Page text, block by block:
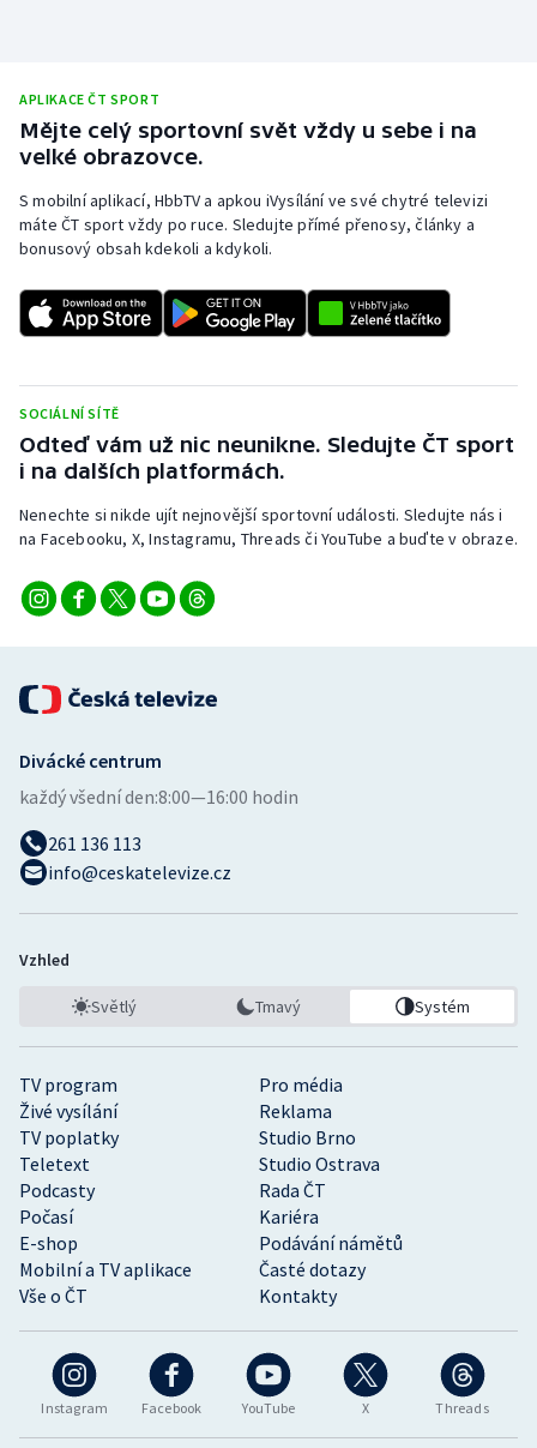
Ragby
Rychlobruslení
Rychlostní kanoistika
Sportovní střelba
Stolní tenis
Triatlon
Veslování
Volejbal
APLIKACE ČT SPORT
Mějte celý sportovní svět vždy u sebe i na
velké obrazovce.
S mobilní aplikací, HbbTV a apkou iVysílání ve své chytré televizi
máte ČT sport vždy po ruce. Sledujte přímé přenosy, články a
bonusový obsah kdekoli a kdykoli.
SOCIÁLNÍ SÍTĚ
Odteď vám už nic neunikne. Sledujte ČT sport
i na dalších platformách.
Nenechte si nikde ujít nejnovější sportovní události. Sledujte nás i
na Facebooku, X, Instagramu, Threads či YouTube a buďte v obraze.
Instagram Facebook YouTube X Threads
TV program
Pro média
Živé vysílání
Reklama
TV poplatky
Studio Brno
Teletext
Studio Ostrava
Podcasty
Rada ČT
Počasí
Kariéra
E-shop
Podávání námětů
Mobilní a TV aplikace
Časté dotazy
Vše o ČT
Kontakty
Divácké centrum
každý všední den:8:00—16:00 hodin
261 136 113
info@ceskatelevize.cz
Vzhled
Světlý Tmavý Systém